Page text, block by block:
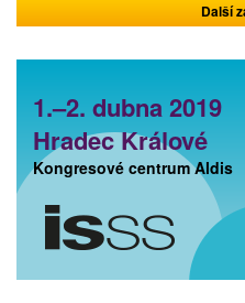
Další
1.–2. dubna 2019
Hradec Králové
Kongresové centrum Aldis